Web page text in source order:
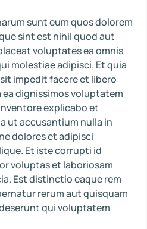
sunt eum quos dolorem
sint est nihil quod aut
voluptates ea omnis
molestiae adipisci. Et quia
impedit facere et libero
dignissimos voluptatem
explicabo et
ut accusantium nulla in
dolores et adipisci
Et iste corrupti id
voluptas et laboriosam
Est distinctio eaque rem
rerum aut quisquam
qui voluptatem